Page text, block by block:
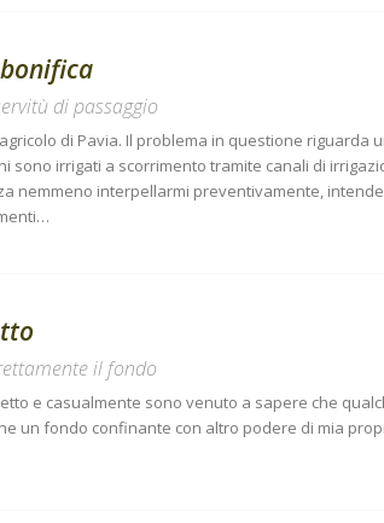
di passaggio
di Pavia. Il problema in questione riguarda
sono irrigati a scorrimento tramite canali di
nemmeno interpellarmi preventivamente,
il fondo
e casualmente sono venuto a sapere che
un fondo confinante con altro podere di mia